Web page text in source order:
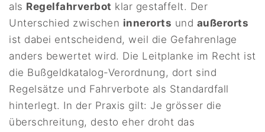
als Regelfahrverbot klar gestaffelt. Der
Unterschied zwischen innerorts und außerorts
ist dabei entscheidend, weil die Gefahrenlage
anders bewertet wird. Die Leitplanke im Recht ist
die Bußgeldkatalog-Verordnung, dort sind
Regelsätze und Fahrverbote als Standardfall
hinterlegt. In der Praxis gilt: Je grösser die
überschreitung, desto eher droht das